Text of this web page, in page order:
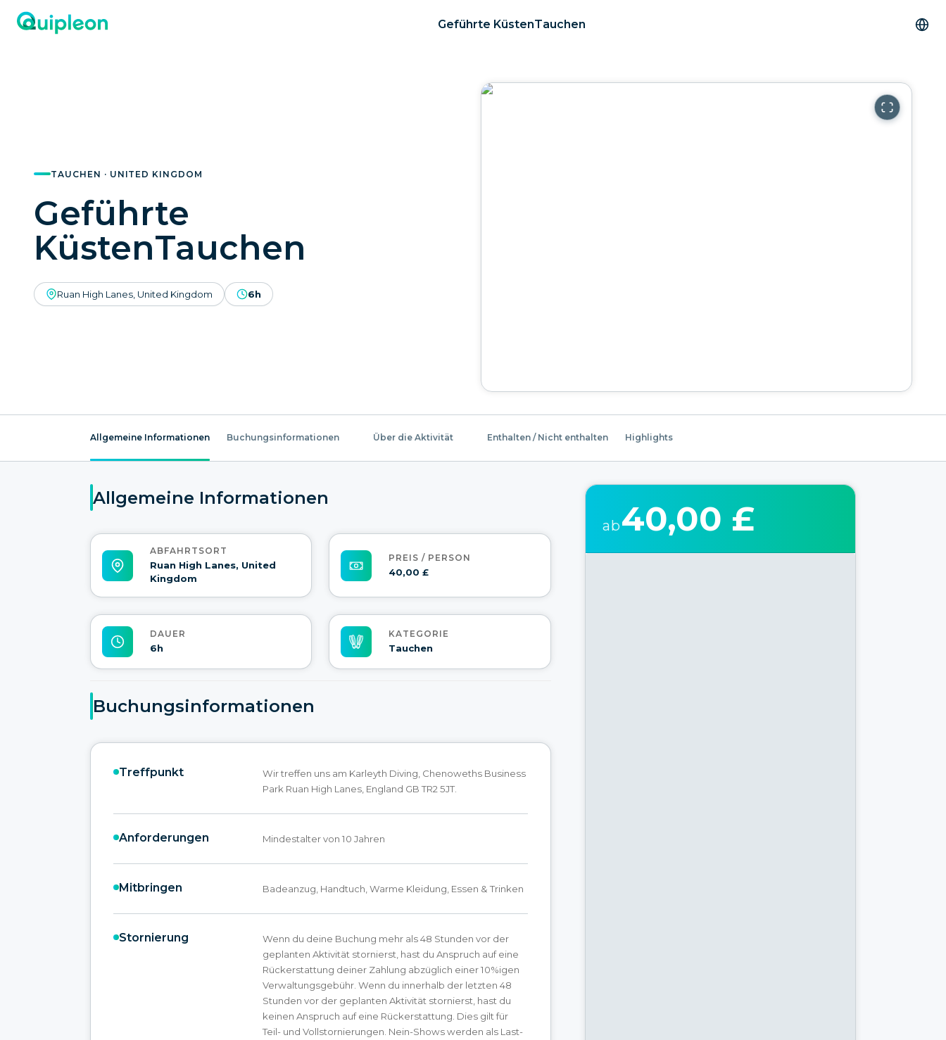
Geführte KüstenTauchen
TAUCHEN · UNITED KINGDOM
Geführte
KüstenTauchen
Ruan High Lanes, United Kingdom 6h
Allgemeine Informationen Buchungsinformationen Über die Aktivität Enthalten / Nicht enthalten Highlights
Allgemeine Informationen
ABFAHRTSORT
Ruan High Lanes, United
Kingdom
PREIS / PERSON
40,00 £
DAUER
6h
KATEGORIE
Tauchen
Buchungsinformationen
Treffpunkt
Wir treffen uns am Karleyth Diving, Chenoweths Business
Park Ruan High Lanes, England GB TR2 5JT.
Anforderungen Mindestalter von 10 Jahren
Mitbringen Badeanzug, Handtuch, Warme Kleidung, Essen & Trinken
Stornierung
Wenn du deine Buchung mehr als 48 Stunden vor der
geplanten Aktivität stornierst, hast du Anspruch auf eine
Rückerstattung deiner Zahlung abzüglich einer 10%igen
Verwaltungsgebühr. Wenn du innerhalb der letzten 48
Stunden vor der geplanten Aktivität stornierst, hast du
keinen Anspruch auf eine Rückerstattung. Dies gilt für
Teil- und Vollstornierungen. Nein-Shows werden als Last-
ab40,00 £